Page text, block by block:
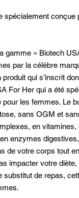
spécialement conçue
gamme « Biotech
par la célèbre
qui s’inscrit
For Her qui a été
les femmes. Le
sans OGM et
en vitamines,
enzymes digestives,
de votre corps tout
impacter votre
substitut de repas,